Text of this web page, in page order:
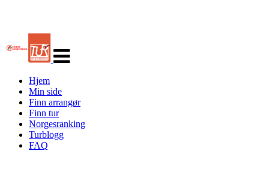
navigasjon
Hjem
Min side
Finn arrangør
Finn tur
Norgesranking
Turblogg
FAQ